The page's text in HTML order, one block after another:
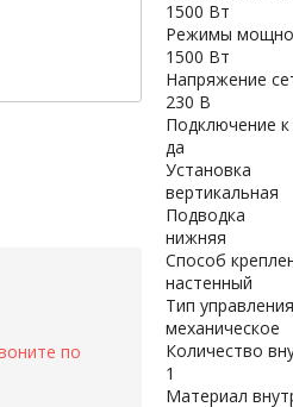
1500 Вт
Режимы
1500 Вт
Напряжение
230 В
Подключение к
да
Установка
вертикальная
Подводка
нижняя
Способ
настенный
Тип управления
механическое
Количество
1
Материал